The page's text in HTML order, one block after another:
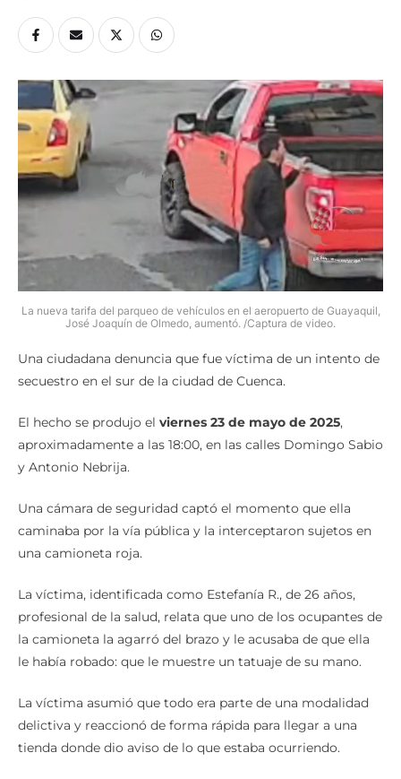
La nueva tarifa del parqueo de vehículos en el aeropuerto de Guayaquil,
José Joaquín de Olmedo, aumentó. /Captura de video.
Una ciudadana denuncia que fue víctima de un intento de
secuestro en el sur de la ciudad de Cuenca.
El hecho se produjo el viernes 23 de mayo de 2025,
aproximadamente a las 18:00, en las calles Domingo Sabio
y Antonio Nebrija.
Una cámara de seguridad captó el momento que ella
caminaba por la vía pública y la interceptaron sujetos en
una camioneta roja.
La víctima, identificada como Estefanía R., de 26 años,
profesional de la salud, relata que uno de los ocupantes de
la camioneta la agarró del brazo y le acusaba de que ella
le había robado: que le muestre un tatuaje de su mano.
La víctima asumió que todo era parte de una modalidad
delictiva y reaccionó de forma rápida para llegar a una
tienda donde dio aviso de lo que estaba ocurriendo.